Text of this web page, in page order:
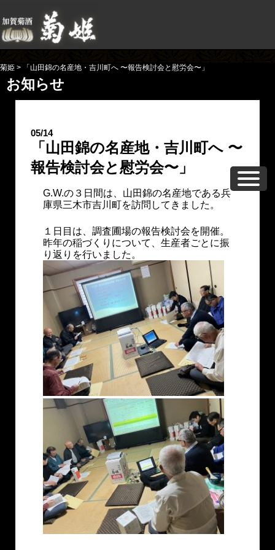
菊姫 > 「山田錦の名産地・吉川町へ 〜報告検討会と慰労会〜」
お知らせ
05/14
「山田錦の名産地・吉川町へ 〜
報告検討会と慰労会〜」
G.W.の３日間は、山田錦の名産地である兵
庫県三木市吉川町を訪問してきました。
１日目は、調査圃場の報告検討会を開催。
昨年の稲づくりについて、生産者ごとに振
り返りを行いました。